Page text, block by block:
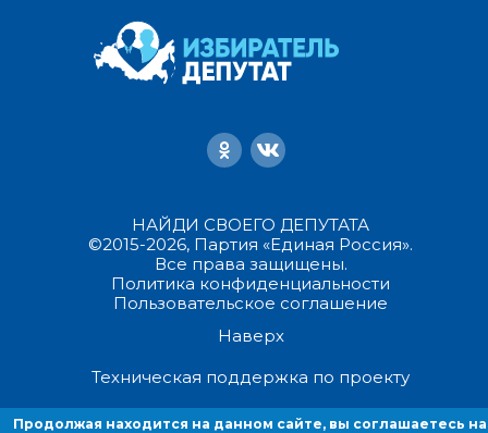
НАЙДИ СВОЕГО ДЕПУТАТА
©2015-2026, Партия «Единая Россия».
Все права защищены.
Политика конфиденциальности
Пользовательское соглашение
Наверх
Техническая поддержка по проекту
Продолжая находиться на данном сайте, вы соглашаетесь на
Продолжая находится на данном сайте, вы соглашаетесь на